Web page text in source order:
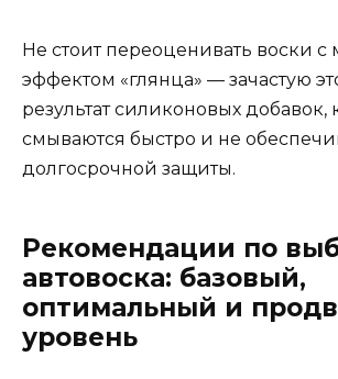
Не стоит переоценивать воски
эффектом «глянца» — зачастую
результат силиконовых добавок,
смываются быстро и не
долгосрочной защиты.
Рекомендации по
автовоска: базовый,
оптимальный и
уровень